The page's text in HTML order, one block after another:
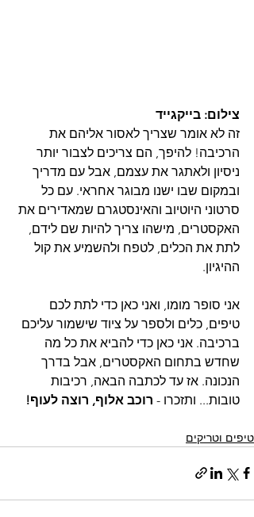
צילום: בייקגייד
זה לא אומר שצריך לאסור אליהם את
הרכיבה! להיפך, הם צריכים לצבור יותר
ניסיון ולאתגר את עצמם, אבל עם מדריך
ובמקום שבו ישנו מבוגר אחראי. עם כל
סרטוני היוטיוב והאינסטגרם שמאדירים את
האקסטרים, מישהו צריך להיות שם לידם,
לתת את הכלים, לטפח ולהשמיע את קול
ההיגיון.
אני סופר מומו, ואני כאן כדי לתת לכם
טיפים, כלים ולספר על ציוד שישמור עליכם
ברכיבה. אני כאן כדי להביא את כל מה
שחדש בתחום האקסטרים, אבל בדרך
הנכונה. אז עד לכתבה הבאה, רכיבות
טובות... ותזכרו - רוכב אלוף, רוצה לעוף!
טיפים וטריקים